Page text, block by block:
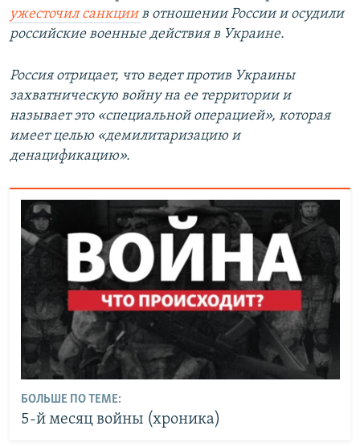
ужесточил санкциив отношении России и осудили
российские военные действия в Украине.
Россия отрицает, что ведет против Украины
захватническую войну на ее территории и
называет это «специальной операцией», которая
имеет целью «демилитаризацию и
денацификацию».
БОЛЬШЕ ПО ТЕМЕ:
5-й месяц войны (хроника)